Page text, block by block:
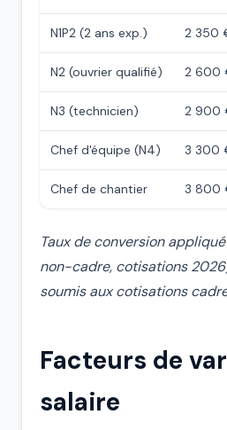
N1P2 (2 ans exp.) 2 350
N2 (ouvrier qualifié) 2 600
N3 (technicien) 2 900
Chef d'équipe (N4) 3 300
Chef de chantier 3 800
Taux de conversion
non-cadre, cotisations
soumis aux cotisations
Facteurs de
salaire